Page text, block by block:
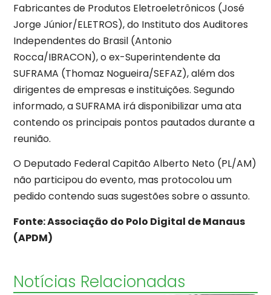
Fabricantes de Produtos Eletroeletrônicos (José
Jorge Júnior/ELETROS), do Instituto dos Auditores
Independentes do Brasil (Antonio
Rocca/IBRACON), o ex-Superintendente da
SUFRAMA (Thomaz Nogueira/SEFAZ), além dos
dirigentes de empresas e instituições. Segundo
informado, a SUFRAMA irá disponibilizar uma ata
contendo os principais pontos pautados durante a
reunião.
O Deputado Federal Capitão Alberto Neto (PL/AM)
não participou do evento, mas protocolou um
pedido contendo suas sugestões sobre o assunto.
Fonte: Associação do Polo Digital de Manaus
(APDM)
Notícias Relacionadas